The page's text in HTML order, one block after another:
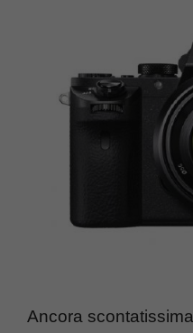
Ancora